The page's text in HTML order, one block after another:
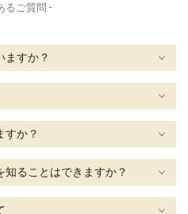
るご質問 -
ますか？
すか？
ることはできますか？